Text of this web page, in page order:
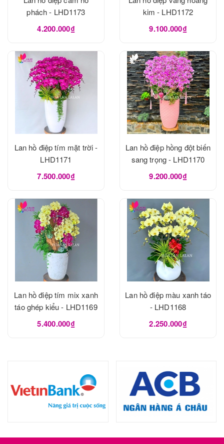
phách - LHD1173
4.200.000₫
kim - LHD1172
9.100.000₫
Lan hồ điệp tím mặt trời -
LHD1171
7.500.000₫
Lan hồ điệp hồng đột biến
sang trọng - LHD1170
9.200.000₫
Lan hồ điệp tím mix xanh
táo ghép kiểu - LHD1169
5.400.000₫
Lan hồ điệp màu xanh táo
- LHD1168
2.250.000₫